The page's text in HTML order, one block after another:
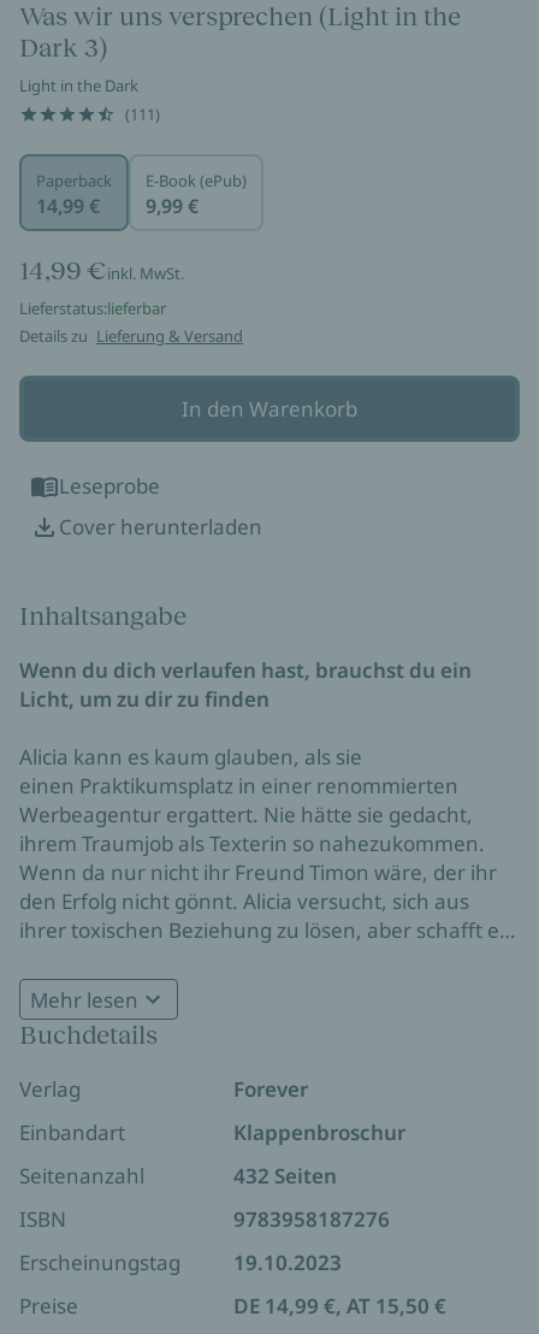
Was wir uns versprechen (Light in the
Dark 3)
Light in the Dark
(111)
Paperback
14,99 €
E-Book (ePub)
9,99 €
14,99 €inkl. MwSt.
Lieferstatus:lieferbar
Details zu Lieferung & Versand
In den Warenkorb
Leseprobe
Cover herunterladen
Inhaltsangabe
Wenn du dich verlaufen hast, brauchst du ein
Licht, um zu dir zu finden
Alicia kann es kaum glauben, als sie
einen Praktikumsplatz in einer renommierten
Werbeagentur ergattert. Nie hätte sie gedacht,
ihrem Traumjob als Texterin so nahezukommen.
Wenn da nur nicht ihr Freund Timon wäre, der ihr
den Erfolg nicht gönnt. Alicia versucht, sich aus
ihrer toxischen Beziehung zu lösen, aber schafft es
ihren besten Freund aus Kindertagen. Obwohl
Julian mit seinen eigenen Problemen zu kämpfen
hat, ist er fürsorglich, charmant und
zuvorkommend – das komplette Gegenteil von
Timon. Die beiden geben sich ein Versprechen, das
mehr verändert, als sie sich eingestehen ...
Die Light-in-the-Dark-Serie:
1)Wenn ich uns verliere
2)Wo du uns findest -Wenn deine Welt in Dunkelheit
3)Was wir uns versprechen-Wenn du dich verlaufen
hast, brauchst du ein Licht, um zu dir zu finden
Mehr lesen
Buchdetails
Verlag
Forever
Einbandart
Klappenbroschur
Seitenanzahl
432 Seiten
ISBN
9783958187276
Erscheinungstag
19.10.2023
Preise
DE 14,99 €, AT 15,50 €